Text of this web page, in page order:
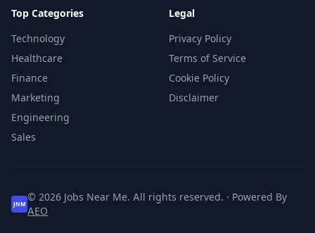
Top Categories
Technology
Healthcare
Finance
Marketing
Engineering
Sales
Legal
Privacy Policy
Terms of Service
Cookie Policy
Disclaimer
JNM
© 2026 Jobs Near Me. All rights reserved. · Powered By
AEO